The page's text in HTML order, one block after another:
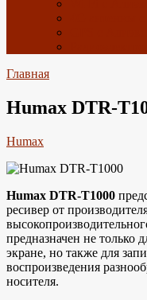
Главная
Humax DTR-
Humax
Humax DTR-T1000
ресивер от
предназначен не только
экране, но также для
воспроизведения
носителя.